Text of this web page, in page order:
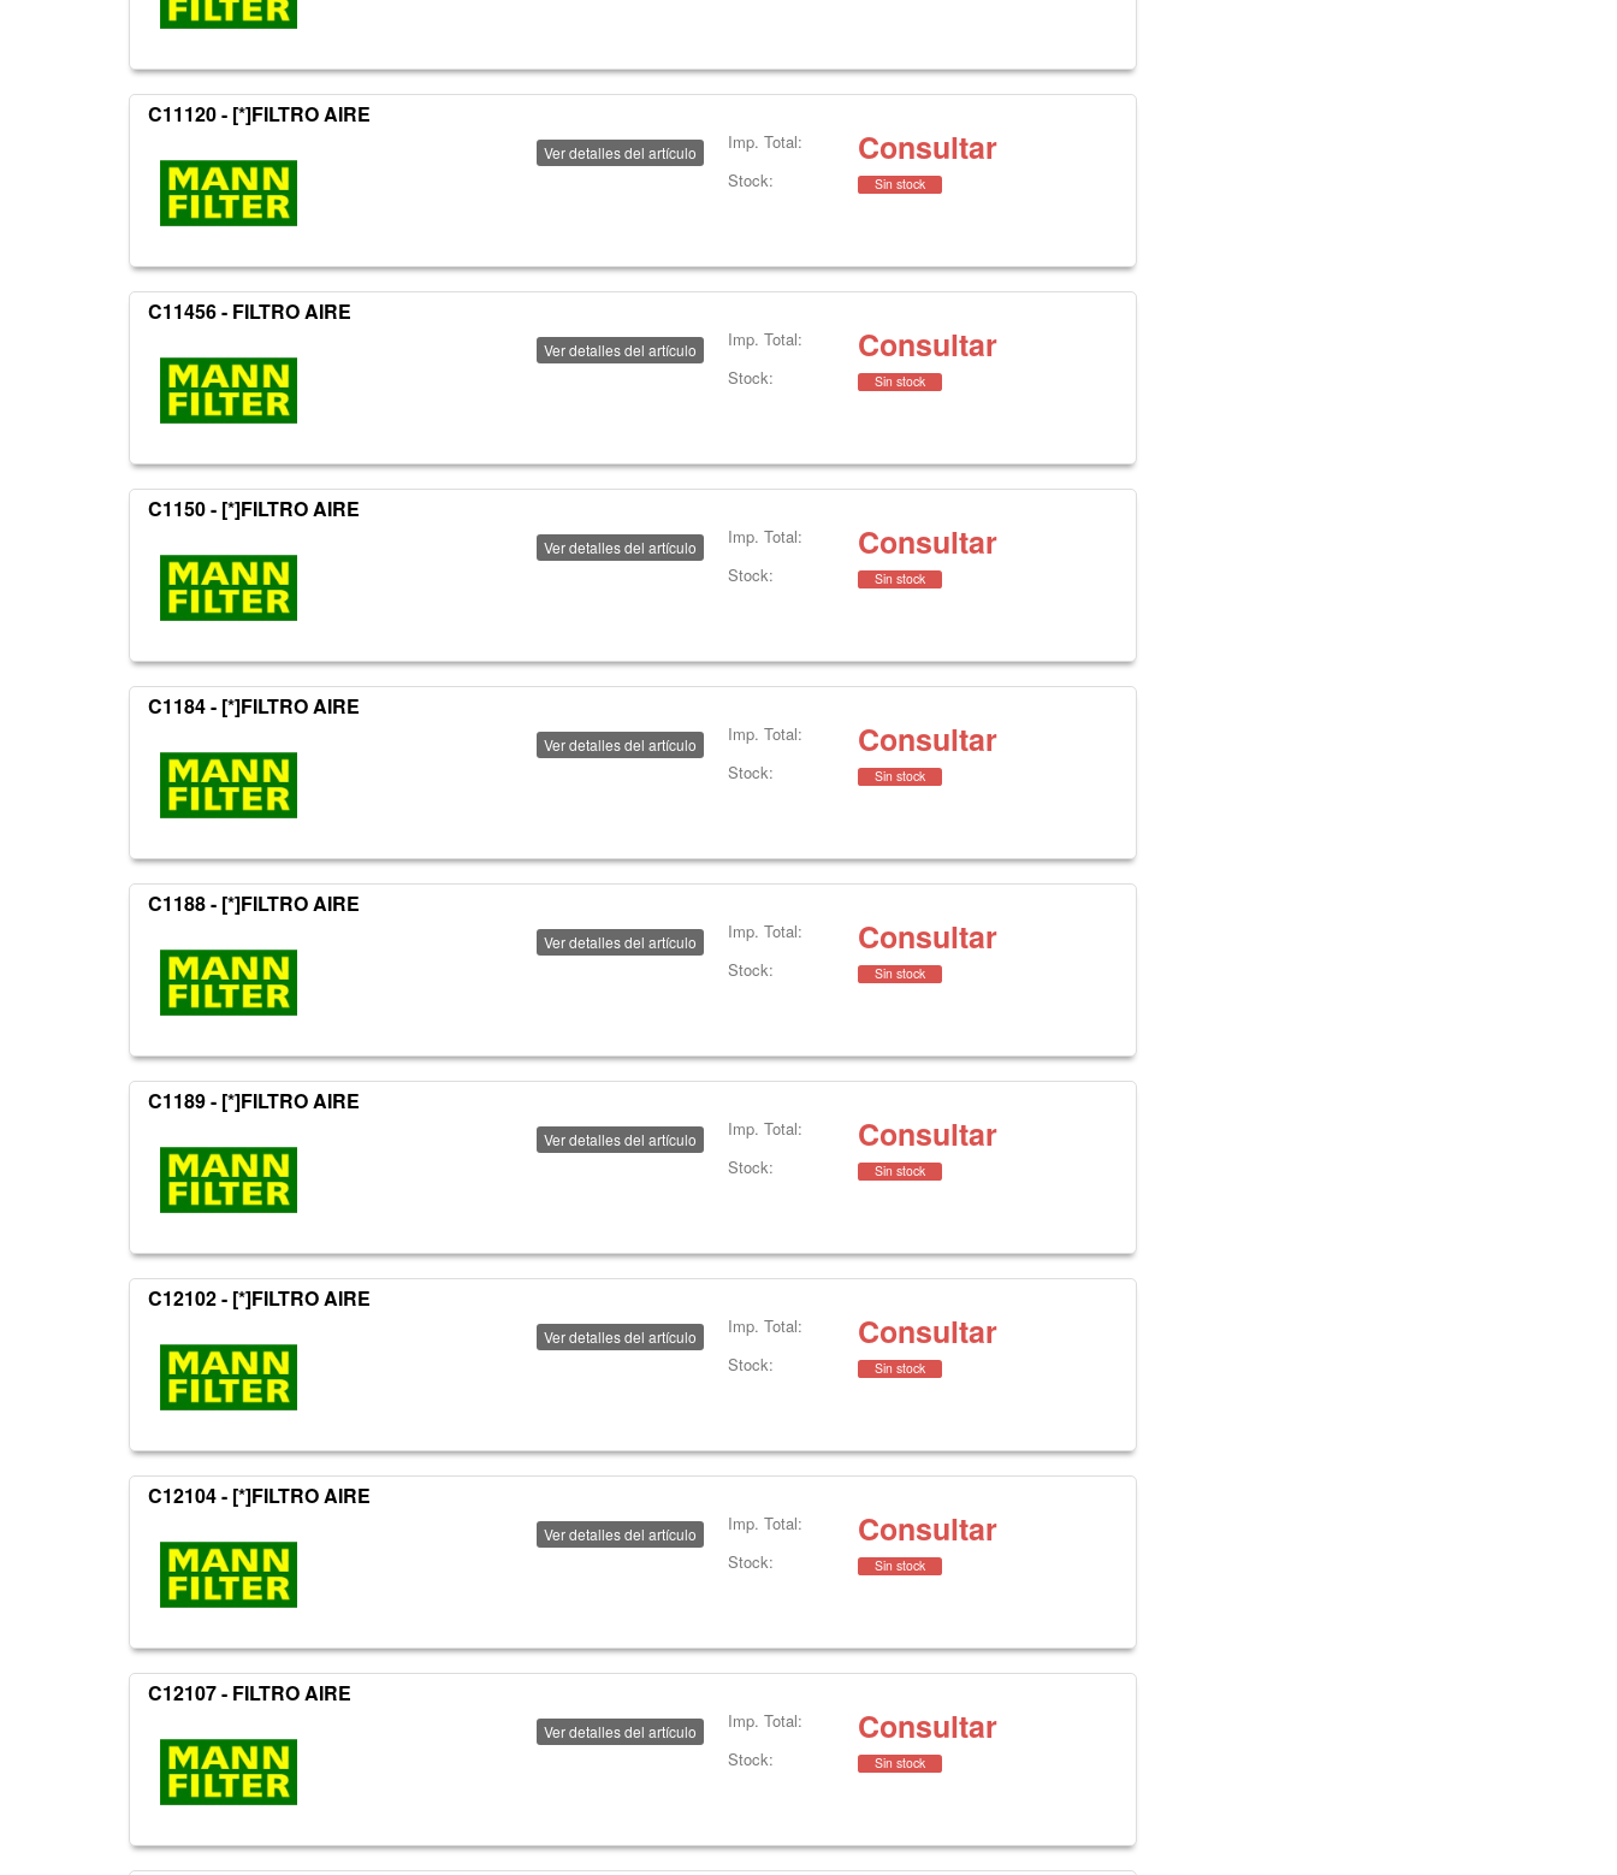
C11120 - [*]FILTRO AIRE
Ver detalles del artículo Imp. Total: Consultar
Stock: Sin stock
C11456 - FILTRO AIRE
Ver detalles del artículo Imp. Total: Consultar
Stock: Sin stock
C1150 - [*]FILTRO AIRE
Ver detalles del artículo Imp. Total: Consultar
Stock: Sin stock
C1184 - [*]FILTRO AIRE
Ver detalles del artículo Imp. Total: Consultar
Stock: Sin stock
C1188 - [*]FILTRO AIRE
Ver detalles del artículo Imp. Total: Consultar
Stock: Sin stock
C1189 - [*]FILTRO AIRE
Ver detalles del artículo Imp. Total: Consultar
Stock: Sin stock
C12102 - [*]FILTRO AIRE
Ver detalles del artículo Imp. Total: Consultar
Stock: Sin stock
C12104 - [*]FILTRO AIRE
Ver detalles del artículo Imp. Total: Consultar
Stock: Sin stock
C12107 - FILTRO AIRE
Ver detalles del artículo Imp. Total: Consultar
Stock: Sin stock